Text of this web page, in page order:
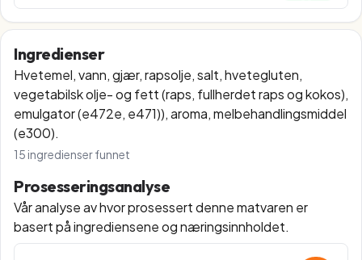
Ingredienser
Hvetemel, vann, gjær, rapsolje, salt, hvetegluten,
vegetabilsk olje- og fett (raps, fullherdet raps og kokos),
emulgator (e472e, e471)), aroma, melbehandlingsmiddel
(e300).
15 ingredienser funnet
Prosesseringsanalyse
Vår analyse av hvor prosessert denne matvaren er
basert på ingrediensene og næringsinnholdet.